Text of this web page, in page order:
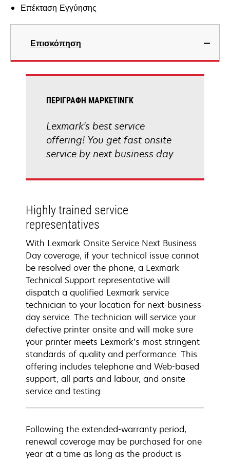
Επέκταση Εγγύησης
Επισκόπηση
ΠΕΡΙΓΡΑΦΉ ΜΆΡΚΕΤΙΝΓΚ
Lexmark's best service
offering! You get fast onsite
service by next business day
Highly trained service
representatives
With Lexmark Onsite Service Next Business
Day coverage, if your technical issue cannot
be resolved over the phone, a Lexmark
Technical Support representative will
dispatch a qualified Lexmark service
technician to your location for next-business-
day service. The technician will service your
defective printer onsite and will make sure
your printer meets Lexmark’s most stringent
standards of quality and performance. This
offering includes telephone and Web-based
support, all parts and labour, and onsite
service and testing.
Following the extended-warranty period,
renewal coverage may be purchased for one
year at a time as long as the product is